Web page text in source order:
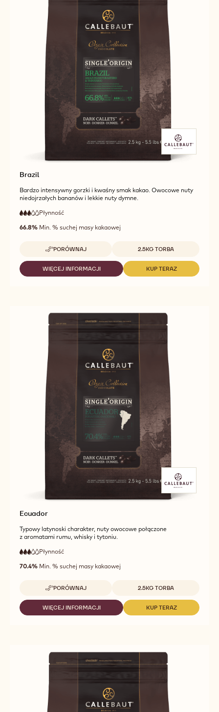
Brazil
Bardzo intensywny gorzki i kwaśny smak kakao. Owocowe nuty
niedojrzałych bananów i lekkie nuty dymne.
3
out
Płynność
płynność
66.8% Min. % suchej masy kakaowej
PORÓWNAJ
-
BRAZIL
Dostępne opakowania
2.5KG TORBA
WIĘCEJ INFORMACJI
-
KUP TERAZ
-
Ecuador
Typowy latynoski charakter, nuty owocowe połączone
z aromatami rumu, whisky i tytoniu.
3
out
Płynność
płynność
70.4% Min. % suchej masy kakaowej
PORÓWNAJ
-
ECUADOR
Dostępne opakowania
2.5KG TORBA
WIĘCEJ INFORMACJI
-
KUP TERAZ
-